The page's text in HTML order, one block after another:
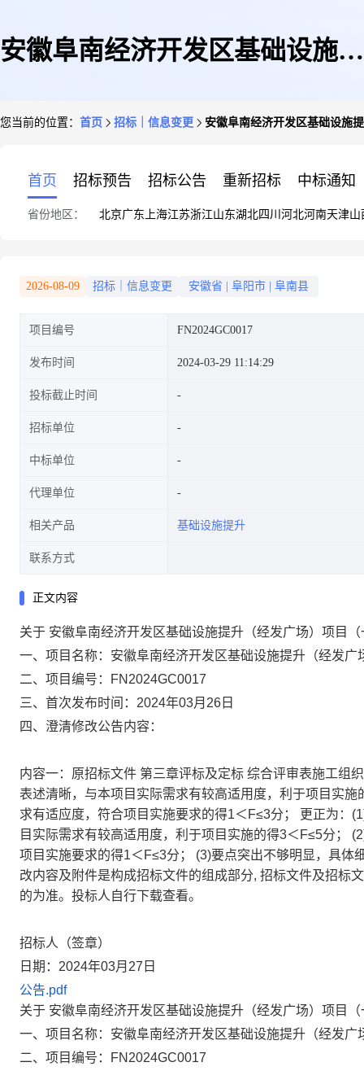
安徽阜南经济开发区基础设施提
您当前的位置： 首页 招标｜信息变更 安徽阜南经济开发区基础设施
首页 招标预告 招标公告 重新招标 中标通知
省份地区： 北京广东 上海江苏浙江山东湖北四川 河北河南天津山
2026-08-09 招标｜信息变更 安徽省 阜阳市 阜南县
项目编号 FN2024GC0017
发布时间 2024-03-29 11:14:29
投标截止时间
招标单位
中标单位
代理单位
相关产品 基础设施提升
联系方式
正文内容
关于 安徽阜南经济开发区基础设施提升（经发广场）项目（
一、项目名称： 安徽阜南经济开发区基础设施提升（经发广
二、项目编号：
FN2024GC0017
三、首次发布时间： 2024年03月26日
四、澄清修改公告内容：
内容一：原招标文件 第三章评标及定标 综合评审表施工组
表述清晰，与本项目实际需求有较高适用度，利于项目实
求有适应度，符合项目实施要求的得1＜F≤3分； 更正为：
目实际需求有较高适用度，利于项目实施的得3＜F≤5分；
项目实施要求的得1＜F≤3分； (3)要点突出不够明显，具
改内容及附件是构成招标文件的组成部分, 招标文件及招标
的为准。投标人自行下载查看。
招标人（签章）
日期： 2024年03月27日
公告.pdf
关于 安徽阜南经济开发区基础设施提升（经发广场）项目
一、项目名称： 安徽阜南经济开发区基础设施提升（经发广
二、项目编号：
FN2024GC0017